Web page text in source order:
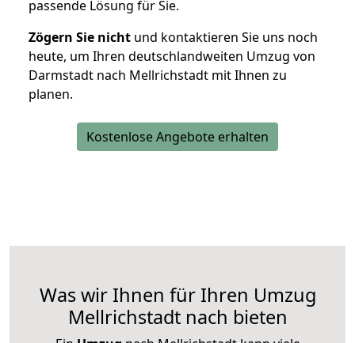
passende Lösung für Sie.
Zögern Sie nicht und kontaktieren Sie uns noch
heute, um Ihren deutschlandweiten Umzug von
Darmstadt nach Mellrichstadt mit Ihnen zu
planen.
Kostenlose Angebote erhalten
Was wir Ihnen für Ihren Umzug
Mellrichstadt nach bieten